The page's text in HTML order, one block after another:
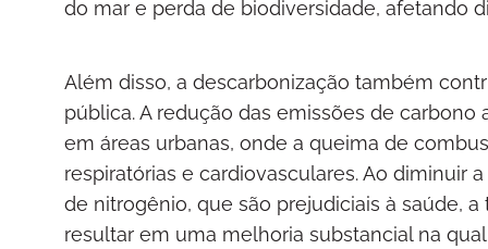
do mar e perda de biodiversidade, afetando
Além disso, a descarbonização também
pública. A redução das emissões de
em áreas urbanas, onde a queima de
respiratórias e cardiovasculares. Ao diminuir
de nitrogênio, que são prejudiciais à saúde,
resultar em uma melhoria substancial na